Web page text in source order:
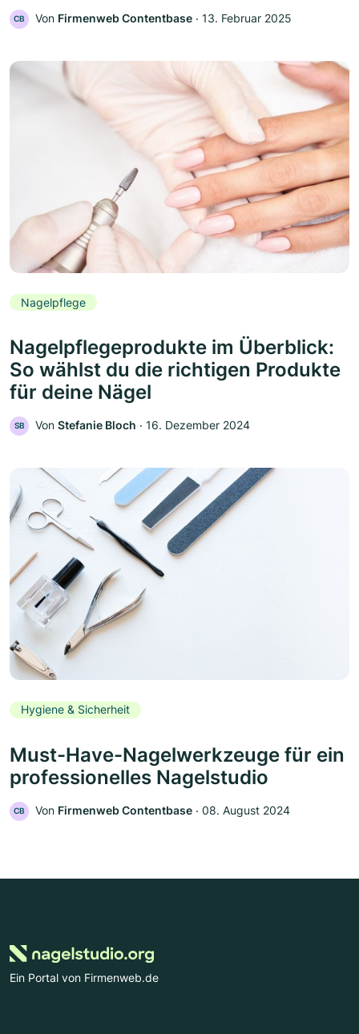
CB Von Firmenweb Contentbase ‧ 13. Februar 2025
Nagelpflege
Nagelpflegeprodukte im Überblick:
So wählst du die richtigen Produkte
für deine Nägel
SB Von Stefanie Bloch ‧ 16. Dezember 2024
Hygiene & Sicherheit
Must-Have-Nagelwerkzeuge für ein
professionelles Nagelstudio
CB Von Firmenweb Contentbase ‧ 08. August 2024
Ein Portal von Firmenweb.de